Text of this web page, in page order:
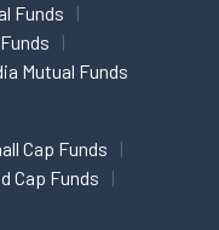
Funds
Mutual Funds
Cap Funds
Cap Funds